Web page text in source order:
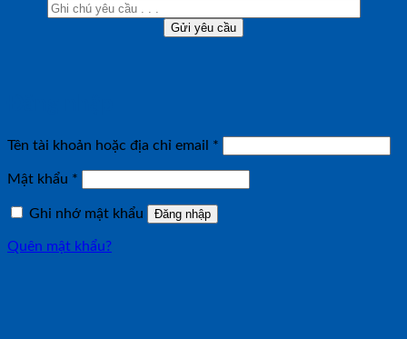
Tên tài khoản hoặc địa chỉ email *
Mật khẩu *
Ghi nhớ mật khẩu
Đăng nhập
Quên mật khẩu?